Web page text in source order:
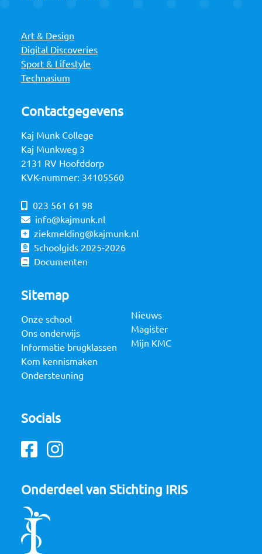
Art & Design
Digital Discoveries
Sport & Lifestyle
Technasium
Contactgegevens
Kaj Munk College
Kaj Munkweg 3
2131 RV Hoofddorp
KVK-nummer: 34105560
023 561 61 98
info@kajmunk.nl
ziekmelding@kajmunk.nl
Schoolgids 2025-2026
Documenten
Sitemap
Onze school
Ons onderwijs
Informatie brugklassen
Kom kennismaken
Ondersteuning
Nieuws
Magister
Mijn KMC
Socials
Facebook
Instagram
Onderdeel van Stichting IRIS